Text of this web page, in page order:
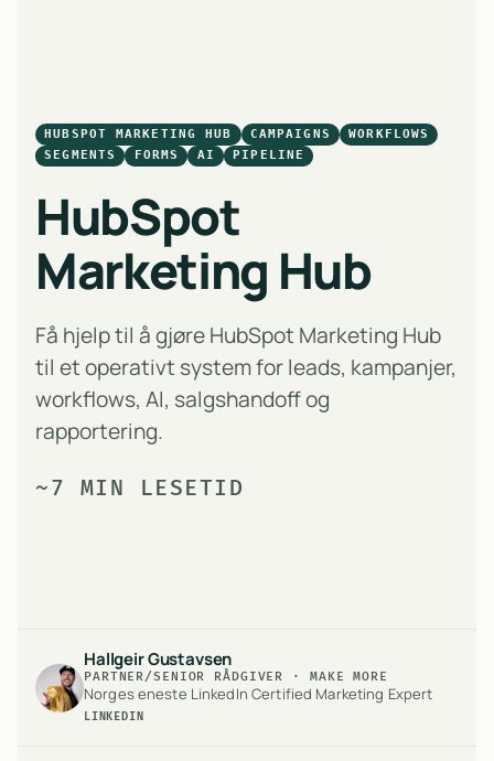
HUBSPOT MARKETING HUB CAMPAIGNS
WORKFLOWS
SEGMENTS
FORMS AI PIPELINE
HubSpot
Marketing Hub
Få hjelp til å gjøre HubSpot Marketing Hub
til et operativt system for leads, kampanjer,
workflows, AI, salgshandoff og
rapportering.
~7 MIN LESETID
Hallgeir Gustavsen
PARTNER/SENIOR RÅDGIVER · MAKE MORE
Norges eneste LinkedIn Certified Marketing Expert
LINKEDIN